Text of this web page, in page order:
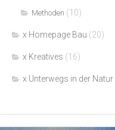
Methoden (10)
x Homepage Bau (20)
x Kreatives (16)
x Unterwegs in der Natur